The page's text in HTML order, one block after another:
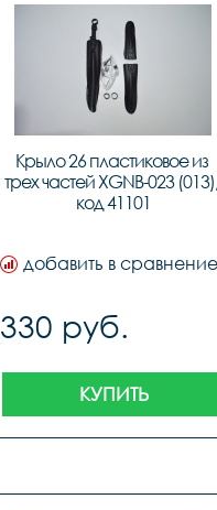
Крыло 26 пластиковое из
трех частей XGNB-023 (013),
код 41101
добавить в сравнение
330 руб.
КУПИТЬ